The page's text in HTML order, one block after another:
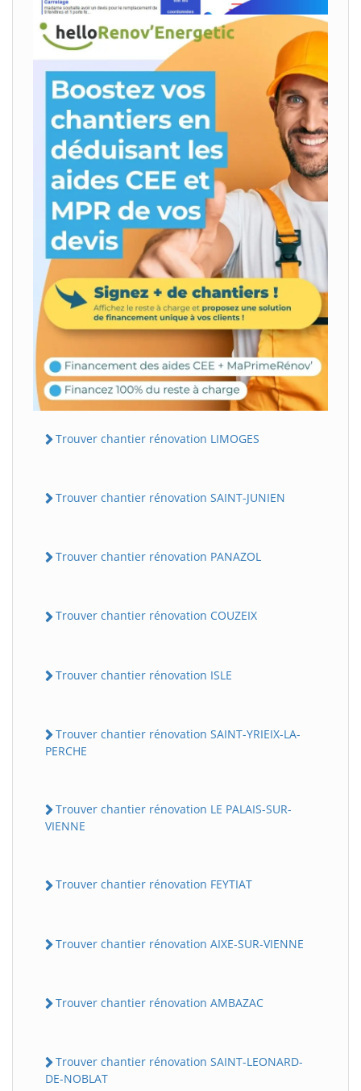
Trouver chantier rénovation LIMOGES
Trouver chantier rénovation SAINT-JUNIEN
Trouver chantier rénovation PANAZOL
Trouver chantier rénovation COUZEIX
Trouver chantier rénovation ISLE
Trouver chantier rénovation SAINT-YRIEIX-LA-
PERCHE
Trouver chantier rénovation LE PALAIS-SUR-
VIENNE
Trouver chantier rénovation FEYTIAT
Trouver chantier rénovation AIXE-SUR-VIENNE
Trouver chantier rénovation AMBAZAC
Trouver chantier rénovation SAINT-LEONARD-
DE-NOBLAT